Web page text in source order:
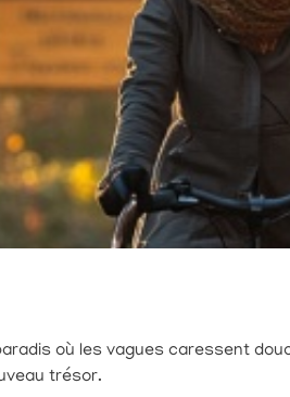
paradis où les vagues caressent
trésor.